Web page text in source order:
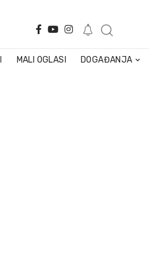
MALI OGLASI DOGAĐANJA